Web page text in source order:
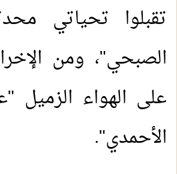
تقبلوا تحياتي
الصبحي"، ومن
على الهواء الزميل
الأحمدي".